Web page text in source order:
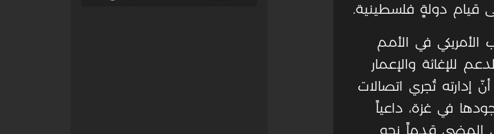
قيام دولةٍ فلسطينية.
الأمريكي في الأمم
للإغاثة والإعمار
إدارته تُجري اتصالات
في غزة، داعياً
المضي قدماً نحو